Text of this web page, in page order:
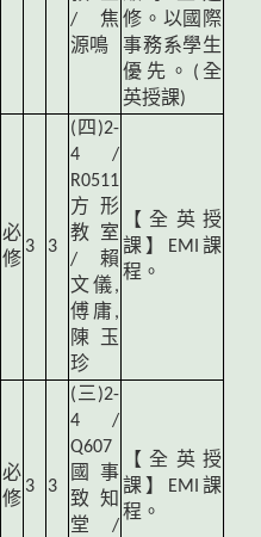
/ 焦
源鳴
修。以國際
事務系學生
優先。(全
英授課)
必
修
3 3
( 四)2-
4 /
R0511
方形
教室
/ 賴
文儀,
傅庸,
陳玉
珍
【全英授
課】EMI課
程。
必
修
3 3
(三)2-
4 /
Q607
國事
致知
堂 /
【全英授
課】EMI課
程。